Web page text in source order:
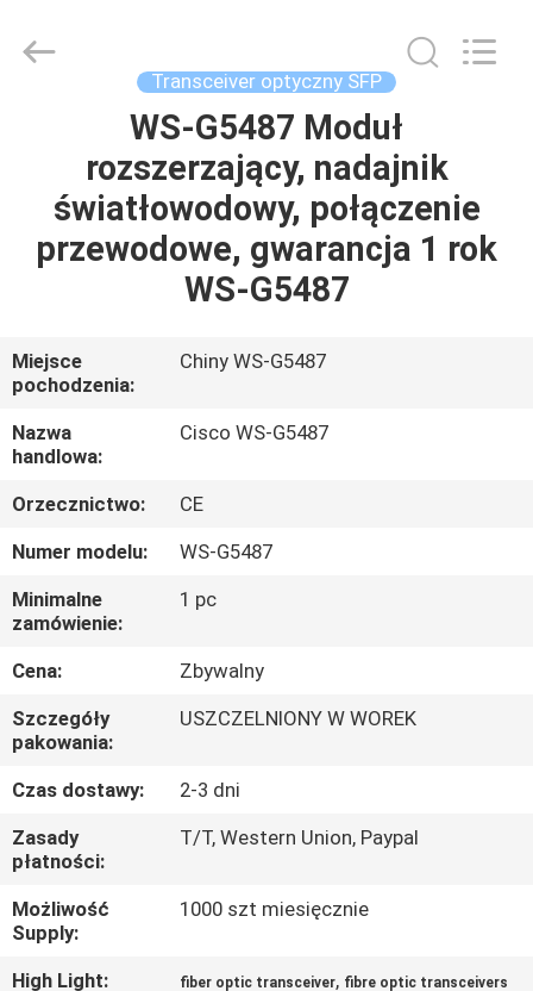
DOMU
PRODUKTY
O
NAS
WYCIECZKA
PO
FABRYCE
KONTROLA
JAKOŚCI
SKONTAKTUJ
SIĘ
Z
NAMI
Transceiver optyczny SFP
WS-G5487 Moduł
rozszerzający, nadajnik
światłowodowy, połączenie
przewodowe, gwarancja 1 rok
WS-G5487
Miejsce
pochodzenia:
Chiny WS-G5487
Nazwa
handlowa:
Cisco WS-G5487
Orzecznictwo:
CE
Numer modelu:
WS-G5487
Minimalne
zamówienie:
1 pc
Cena:
Zbywalny
Szczegóły
pakowania:
USZCZELNIONY W WOREK
Czas dostawy:
2-3 dni
Zasady
płatności:
T/T, Western Union, Paypal
Możliwość
Supply:
1000 szt miesięcznie
High Light: fiber optic transceiver, fibre optic transceivers